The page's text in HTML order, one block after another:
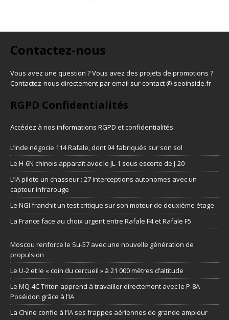
Contactez-nous
Vous avez une question ? Vous avez des projets de promotions ?
Contactez-nous directement par email sur contact @ seoinside.fr
RGPD Confidentialités
Accédez à nos informations RGPD et confidentialités.
L’Inde négocie 114 Rafale, dont 94 fabriqués sur son sol
Le H-6N chinois apparaît avec le JL-1 sous escorte de J-20
L’IA pilote un chasseur : 27 interceptions autonomes avec un
capteur infrarouge
Le NGI franchit un test critique sur son moteur de deuxième étage
La France face au choix urgent entre Rafale F4 et Rafale F5
Moscou renforce le Su-57 avec une nouvelle génération de
propulsion
Le U-2 et le « coin du cercueil » à 21 000 mètres d’altitude
Le MQ-4C Triton apprend à travailler directement avec le P-8A
Poséidon grâce à l’IA
La Chine confie à l’IA ses frappes aériennes de grande ampleur